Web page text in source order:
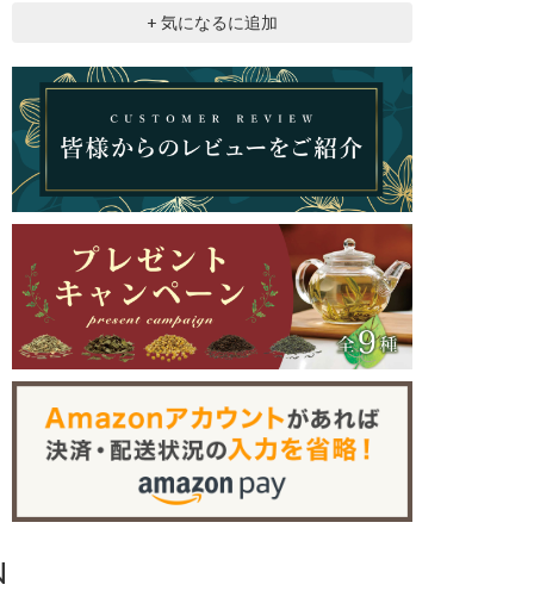
ラ型でジャンピングしやすい、植物由来の生分解性ティーバッグ。
+ 気になるに追加